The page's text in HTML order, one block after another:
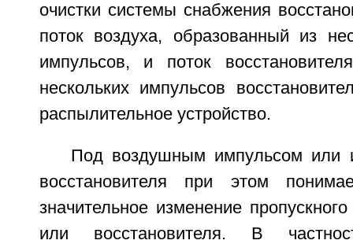
очистки системы снабжения
поток воздуха, образованный из
импульсов, и поток
нескольких импульсов
распылительное устройство.
Под воздушным импульсом или
восстановителя при этом
значительное изменение
или восстановителя. В